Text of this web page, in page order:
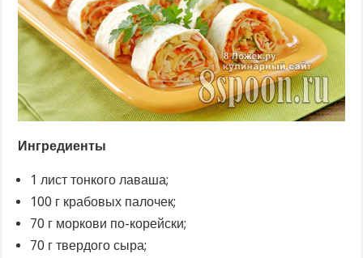
Ингредиенты
1 лист тонкого лаваша;
100 г крабовых палочек;
70 г моркови по-корейски;
70 г твердого сыра;